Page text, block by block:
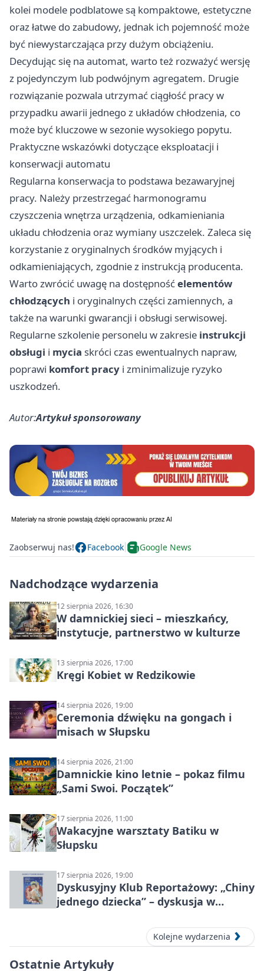
kolei modele podblatowe są kompaktowe, estetyczne
oraz łatwe do zabudowy, jednak ich pojemność może
być niewystarczająca przy dużym obciążeniu.
Decydując się na automat, warto też rozważyć wersję
z pojedynczym lub podwójnym agregatem. Drugie
rozwiązanie pozwala utrzymać ciągłość pracy w
przypadku awarii jednego z układów chłodzenia, co
może być kluczowe w sezonie wysokiego popytu.
Praktyczne wskazówki dotyczące eksploatacji i
konserwacji automatu
Regularna konserwacja to podstawa bezawaryjnej
pracy. Należy przestrzegać harmonogramu
czyszczenia wnętrza urządzenia, odkamieniania
układu chłodzenia oraz wymiany uszczelek. Zaleca się
korzystanie z oryginalnych środków myjących i
odkamieniających, zgodnie z instrukcją producenta.
Warto zwrócić uwagę na dostępnośćelementów
chłodzących i oryginalnych części zamiennych, a
także na warunki gwarancji i obsługi serwisowej.
Regularne szkolenie personelu w zakresie instrukcji
obsługi i mycia skróci czas ewentualnych napraw,
poprawi komfort pracy i zminimalizuje ryzyko
uszkodzeń.
Autor:Artykuł sponsorowany
Zaobserwuj nas! Facebook Google News
Nadchodzące wydarzenia
12 sierpnia 2026, 16:30
W damnickiej sieci – mieszkańcy,
instytucje, partnerstwo w kulturze
13 sierpnia 2026, 17:00
Kręgi Kobiet w Redzikowie
14 sierpnia 2026, 19:00
Ceremonia dźwięku na gongach i
misach w Słupsku
14 sierpnia 2026, 21:00
Damnickie kino letnie – pokaz filmu
„Sami Swoi. Początek”
17 sierpnia 2026, 11:00
Wakacyjne warsztaty Batiku w
Słupsku
17 sierpnia 2026, 19:00
Dyskusyjny Klub Reportażowy: „Chiny
jednego dziecka” – dyskusja w
Kolejne wydarzenia
Ostatnie Artykuły